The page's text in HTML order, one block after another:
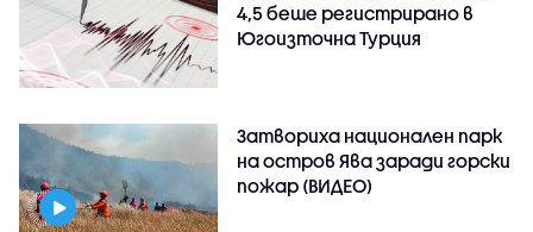
4,5 беше регистрирано в
Югоизточна Турция
Затвориха национален парк
на остров Ява заради горски
пожар (ВИДЕО)